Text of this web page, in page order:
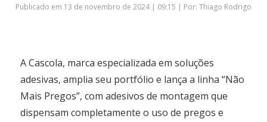
Publicado em 13 de novembro de 2024 | 09:15 | Por: Thiago Rodrigo
A Cascola, marca especializada em soluções
adesivas, amplia seu portfólio e lança a linha “Não
Mais Pregos”, com adesivos de montagem que
dispensam completamente o uso de pregos e